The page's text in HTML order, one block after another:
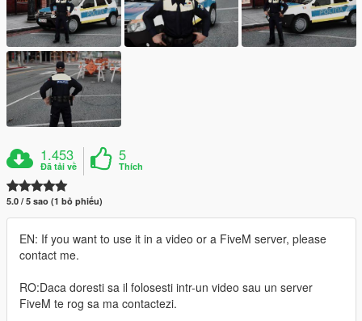
1.453
Đã tải về
5
Thích
5.0 / 5 sao (1 bỏ phiếu)
EN: If you want to use it in a video or a FiveM server, please
contact me.
RO:Daca doresti sa il folosesti intr-un video sau un server
FiveM te rog sa ma contactezi.